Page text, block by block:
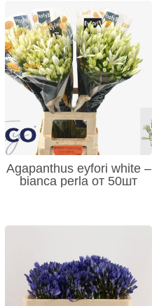
Agapanthus eyfori white –
bianca perla от 50шт